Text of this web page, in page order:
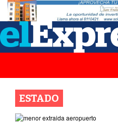
ESTADO